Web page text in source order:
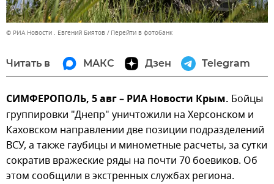
© РИА Новости . Евгений Биятов Перейти в фотобанк
Читать в МАКС Дзен Telegram
СИМФЕРОПОЛЬ, 5 авг – РИА Новости Крым. Бойцы
группировки "Днепр" уничтожили на Херсонском и
Каховском направлении две позиции подразделений
ВСУ, а также гаубицы и минометные расчеты, за сутки
сократив вражеские ряды на почти 70 боевиков. Об
этом сообщили в экстренных службах региона.